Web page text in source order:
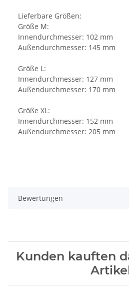
Lieferbare Größen:
Größe M:
Innendurchmesser: 102 mm
Außendurchmesser: 145 mm
Größe L:
Innendurchmesser: 127 mm
Außendurchmesser: 170 mm
Größe XL:
Innendurchmesser: 152 mm
Außendurchmesser: 205 mm
Bewertungen
Kunden kauften